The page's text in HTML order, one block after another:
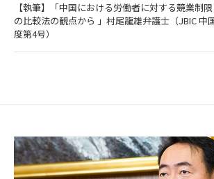
【執筆】「中国における労働者に対する競業制
の比較法の観点から 」村尾龍雄弁護士（JBIC
度第4号）